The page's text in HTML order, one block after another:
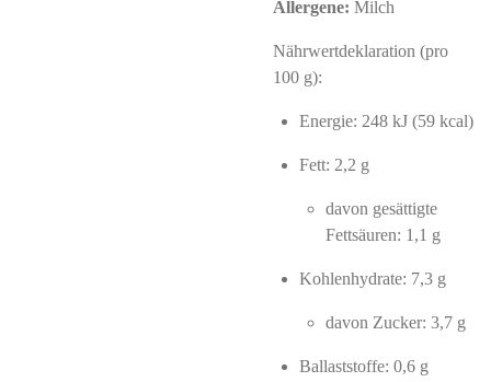
Allergene: Milch
Nährwertdeklaration (pro
100 g):
Energie: 248 kJ (59 kcal)
Fett: 2,2 g
davon gesättigte
Fettsäuren: 1,1 g
Kohlenhydrate: 7,3 g
davon Zucker: 3,7 g
Ballaststoffe: 0,6 g